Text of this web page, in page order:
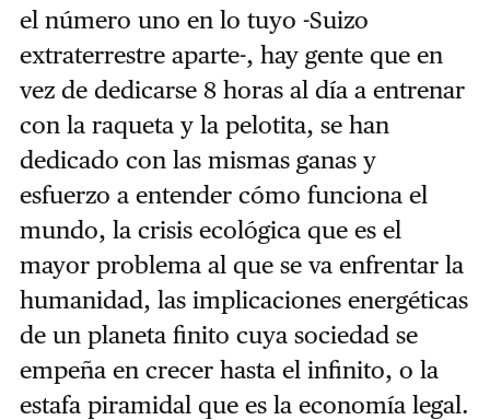
el número uno en lo tuyo -Suizo
extraterrestre aparte-, hay gente que en
vez de dedicarse 8 horas al día a entrenar
con la raqueta y la pelotita, se han
dedicado con las mismas ganas y
esfuerzo a entender cómo funciona el
mundo, la crisis ecológica que es el
mayor problema al que se va enfrentar la
humanidad, las implicaciones energéticas
de un planeta finito cuya sociedad se
empeña en crecer hasta el infinito, o la
estafa piramidal que es la economía legal.